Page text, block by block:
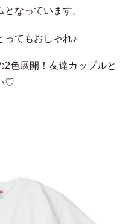
なっています。
ってもおしゃれ♪
2色展開！友達カップルと
♡